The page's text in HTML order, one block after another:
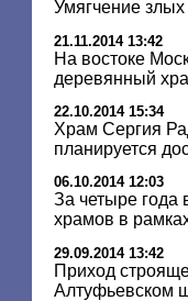
Умягчение
21.11.2014 13:42
На востоке
деревянный
22.10.2014 15:34
Храм Сергия
планируется
06.10.2014 12:03
За четыре года
храмов в
29.09.2014 13:42
Приход
Алтуфьевском